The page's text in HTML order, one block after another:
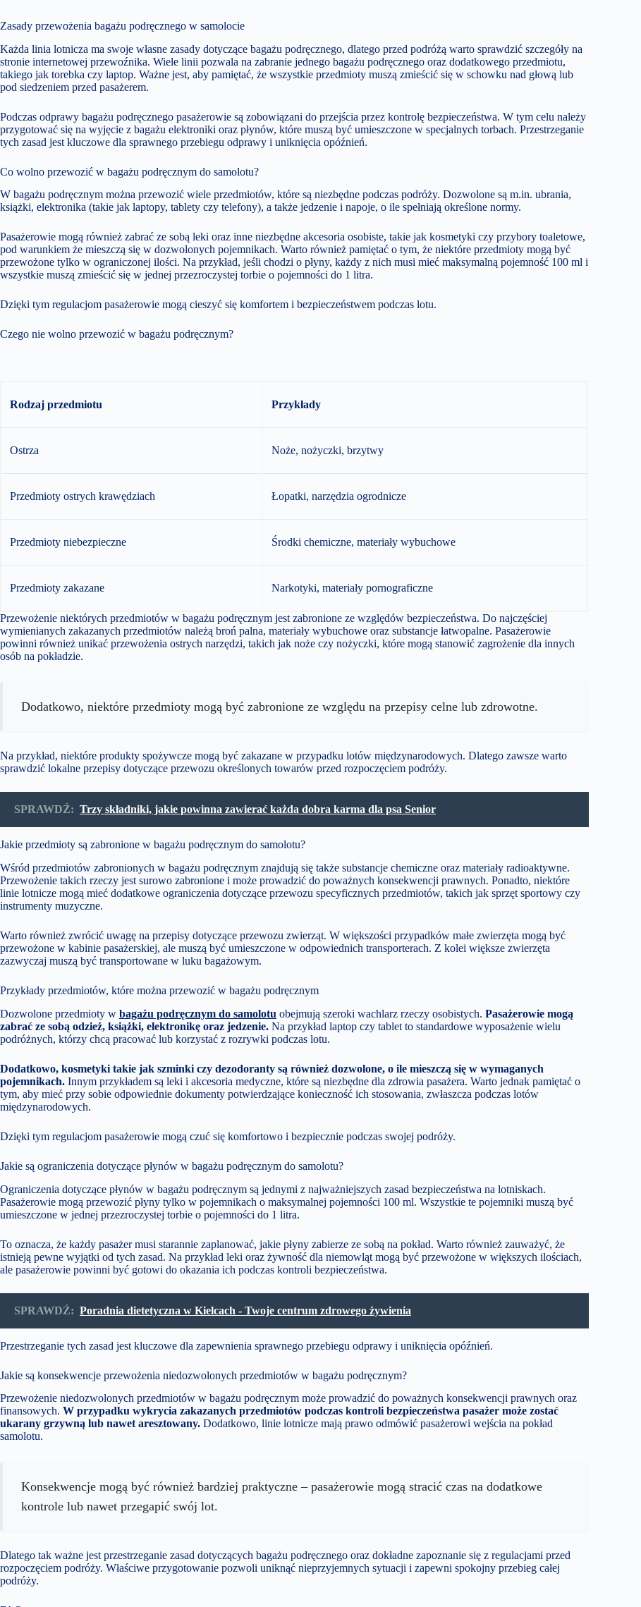
Zasady przewożenia bagażu podręcznego w samolocie
Każda linia lotnicza ma swoje własne zasady dotyczące bagażu podręcznego, dlatego przed podróżą warto sprawdzić szczegóły na
stronie internetowej przewoźnika. Wiele linii pozwala na zabranie jednego bagażu podręcznego oraz dodatkowego przedmiotu,
takiego jak torebka czy laptop. Ważne jest, aby pamiętać, że wszystkie przedmioty muszą zmieścić się w schowku nad głową lub
pod siedzeniem przed pasażerem.
Podczas odprawy bagażu podręcznego pasażerowie są zobowiązani do przejścia przez kontrolę bezpieczeństwa. W tym celu należy
przygotować się na wyjęcie z bagażu elektroniki oraz płynów, które muszą być umieszczone w specjalnych torbach. Przestrzeganie
tych zasad jest kluczowe dla sprawnego przebiegu odprawy i uniknięcia opóźnień.
Co wolno przewozić w bagażu podręcznym do samolotu?
W bagażu podręcznym można przewozić wiele przedmiotów, które są niezbędne podczas podróży. Dozwolone są m.in. ubrania,
książki, elektronika (takie jak laptopy, tablety czy telefony), a także jedzenie i napoje, o ile spełniają określone normy.
Pasażerowie mogą również zabrać ze sobą leki oraz inne niezbędne akcesoria osobiste, takie jak kosmetyki czy przybory toaletowe,
pod warunkiem że mieszczą się w dozwolonych pojemnikach. Warto również pamiętać o tym, że niektóre przedmioty mogą być
przewożone tylko w ograniczonej ilości. Na przykład, jeśli chodzi o płyny, każdy z nich musi mieć maksymalną pojemność 100 ml i
wszystkie muszą zmieścić się w jednej przezroczystej torbie o pojemności do 1 litra.
Dzięki tym regulacjom pasażerowie mogą cieszyć się komfortem i bezpieczeństwem podczas lotu.
Czego nie wolno przewozić w bagażu podręcznym?
Rodzaj przedmiotu Przykłady
Ostrza Noże, nożyczki, brzytwy
Przedmioty ostrych krawędziach Łopatki, narzędzia ogrodnicze
Przedmioty niebezpieczne Środki chemiczne, materiały wybuchowe
Przedmioty zakazane Narkotyki, materiały pornograficzne
Przewożenie niektórych przedmiotów w bagażu podręcznym jest zabronione ze względów bezpieczeństwa. Do najczęściej
wymienianych zakazanych przedmiotów należą broń palna, materiały wybuchowe oraz substancje łatwopalne. Pasażerowie
powinni również unikać przewożenia ostrych narzędzi, takich jak noże czy nożyczki, które mogą stanowić zagrożenie dla innych
osób na pokładzie.
Dodatkowo, niektóre przedmioty mogą być zabronione ze względu na przepisy celne lub zdrowotne.
Na przykład, niektóre produkty spożywcze mogą być zakazane w przypadku lotów międzynarodowych. Dlatego zawsze warto
sprawdzić lokalne przepisy dotyczące przewozu określonych towarów przed rozpoczęciem podróży.
SPRAWDŹ: Trzy składniki, jakie powinna zawierać każda dobra karma dla psa Senior
Jakie przedmioty są zabronione w bagażu podręcznym do samolotu?
Wśród przedmiotów zabronionych w bagażu podręcznym znajdują się także substancje chemiczne oraz materiały radioaktywne.
Przewożenie takich rzeczy jest surowo zabronione i może prowadzić do poważnych konsekwencji prawnych. Ponadto, niektóre
linie lotnicze mogą mieć dodatkowe ograniczenia dotyczące przewozu specyficznych przedmiotów, takich jak sprzęt sportowy czy
instrumenty muzyczne.
Warto również zwrócić uwagę na przepisy dotyczące przewozu zwierząt. W większości przypadków małe zwierzęta mogą być
przewożone w kabinie pasażerskiej, ale muszą być umieszczone w odpowiednich transporterach. Z kolei większe zwierzęta
zazwyczaj muszą być transportowane w luku bagażowym.
Przykłady przedmiotów, które można przewozić w bagażu podręcznym
Dozwolone przedmioty w bagażu podręcznym do samolotu obejmują szeroki wachlarz rzeczy osobistych. Pasażerowie mogą
zabrać ze sobą odzież, książki, elektronikę oraz jedzenie. Na przykład laptop czy tablet to standardowe wyposażenie wielu
podróżnych, którzy chcą pracować lub korzystać z rozrywki podczas lotu.
Dodatkowo, kosmetyki takie jak szminki czy dezodoranty są również dozwolone, o ile mieszczą się w wymaganych
pojemnikach. Innym przykładem są leki i akcesoria medyczne, które są niezbędne dla zdrowia pasażera. Warto jednak pamiętać o
tym, aby mieć przy sobie odpowiednie dokumenty potwierdzające konieczność ich stosowania, zwłaszcza podczas lotów
międzynarodowych.
Dzięki tym regulacjom pasażerowie mogą czuć się komfortowo i bezpiecznie podczas swojej podróży.
Jakie są ograniczenia dotyczące płynów w bagażu podręcznym do samolotu?
Ograniczenia dotyczące płynów w bagażu podręcznym są jednymi z najważniejszych zasad bezpieczeństwa na lotniskach.
Pasażerowie mogą przewozić płyny tylko w pojemnikach o maksymalnej pojemności 100 ml. Wszystkie te pojemniki muszą być
umieszczone w jednej przezroczystej torbie o pojemności do 1 litra.
To oznacza, że każdy pasażer musi starannie zaplanować, jakie płyny zabierze ze sobą na pokład. Warto również zauważyć, że
istnieją pewne wyjątki od tych zasad. Na przykład leki oraz żywność dla niemowląt mogą być przewożone w większych ilościach,
ale pasażerowie powinni być gotowi do okazania ich podczas kontroli bezpieczeństwa.
SPRAWDŹ: Poradnia dietetyczna w Kielcach - Twoje centrum zdrowego żywienia
Przestrzeganie tych zasad jest kluczowe dla zapewnienia sprawnego przebiegu odprawy i uniknięcia opóźnień.
Jakie są konsekwencje przewożenia niedozwolonych przedmiotów w bagażu podręcznym?
Przewożenie niedozwolonych przedmiotów w bagażu podręcznym może prowadzić do poważnych konsekwencji prawnych oraz
finansowych. W przypadku wykrycia zakazanych przedmiotów podczas kontroli bezpieczeństwa pasażer może zostać
ukarany grzywną lub nawet aresztowany. Dodatkowo, linie lotnicze mają prawo odmówić pasażerowi wejścia na pokład
samolotu.
Konsekwencje mogą być również bardziej praktyczne – pasażerowie mogą stracić czas na dodatkowe
kontrole lub nawet przegapić swój lot.
Dlatego tak ważne jest przestrzeganie zasad dotyczących bagażu podręcznego oraz dokładne zapoznanie się z regulacjami przed
rozpoczęciem podróży. Właściwe przygotowanie pozwoli uniknąć nieprzyjemnych sytuacji i zapewni spokojny przebieg całej
podróży.